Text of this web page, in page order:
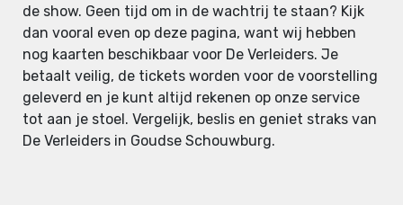
de show. Geen tijd om in de wachtrij te staan? Kijk
dan vooral even op deze pagina, want wij hebben
nog kaarten beschikbaar voor De Verleiders. Je
betaalt veilig, de tickets worden voor de voorstelling
geleverd en je kunt altijd rekenen op onze service
tot aan je stoel. Vergelijk, beslis en geniet straks van
De Verleiders in Goudse Schouwburg.